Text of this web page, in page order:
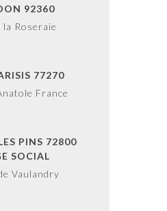
92360
la Roseraie
77270
France
PINS 72800
SOCIAL
Vaulandry